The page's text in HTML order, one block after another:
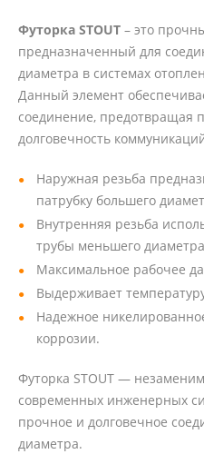
Футорка STOUT – это
предназначенный для
диаметра в системах
Данный элемент
соединение, предотвращая
долговечность
Наружная резьба
патрубку большего
Внутренняя резьба
трубы меньшего
Максимальное рабочее
Выдерживает
Надежное
коррозии.
Футорка STOUT —
современных инженерных
прочное и долговечное
диаметра.